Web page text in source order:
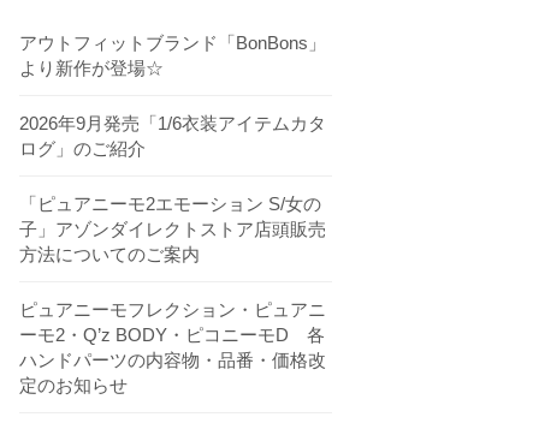
アウトフィットブランド「BonBons」
より新作が登場☆
2026年9月発売「1/6衣装アイテムカタ
ログ」のご紹介
「ピュアニーモ2エモーション S/女の
子」アゾンダイレクトストア店頭販売
方法についてのご案内
ピュアニーモフレクション・ピュアニ
ーモ2・Q’z BODY・ピコニーモD 各
ハンドパーツの内容物・品番・価格改
定のお知らせ